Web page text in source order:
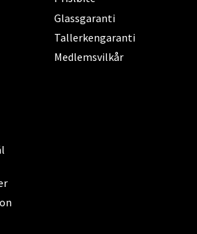
Glassgaranti
Tallerkengaranti
Medlemsvilkår
Hvaltorvet